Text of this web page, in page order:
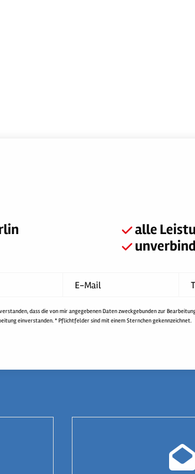
alle
E-Mail
dass die von mir angegebenen Daten zweckgebunden zur
einverstanden. * Pflichtfelder sind mit einem Sternchen gekennzeichnet.